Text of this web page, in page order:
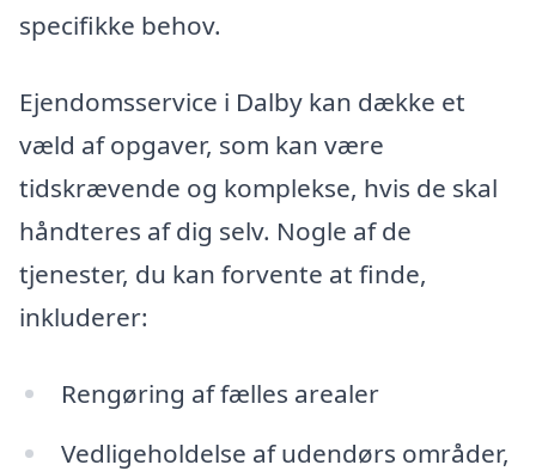
specifikke behov.
Ejendomsservice i Dalby kan dække et
væld af opgaver, som kan være
tidskrævende og komplekse, hvis de skal
håndteres af dig selv. Nogle af de
tjenester, du kan forvente at finde,
inkluderer:
Rengøring af fælles arealer
Vedligeholdelse af udendørs områder,